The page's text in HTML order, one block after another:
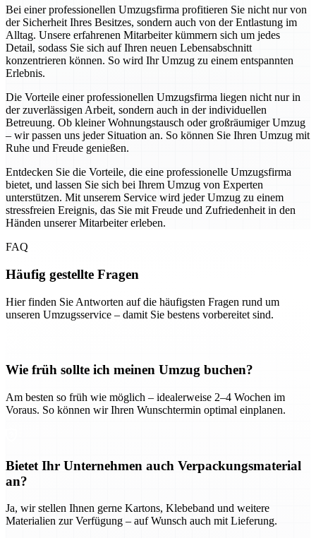
Bei einer professionellen Umzugsfirma profitieren Sie nicht nur von
der Sicherheit Ihres Besitzes, sondern auch von der Entlastung im
Alltag. Unsere erfahrenen Mitarbeiter kümmern sich um jedes
Detail, sodass Sie sich auf Ihren neuen Lebensabschnitt
konzentrieren können. So wird Ihr Umzug zu einem entspannten
Erlebnis.
Die Vorteile einer professionellen Umzugsfirma liegen nicht nur in
der zuverlässigen Arbeit, sondern auch in der individuellen
Betreuung. Ob kleiner Wohnungstausch oder großräumiger Umzug
– wir passen uns jeder Situation an. So können Sie Ihren Umzug mit
Ruhe und Freude genießen.
Entdecken Sie die Vorteile, die eine professionelle Umzugsfirma
bietet, und lassen Sie sich bei Ihrem Umzug von Experten
unterstützen. Mit unserem Service wird jeder Umzug zu einem
stressfreien Ereignis, das Sie mit Freude und Zufriedenheit in den
Händen unserer Mitarbeiter erleben.
FAQ
Häufig gestellte Fragen
Hier finden Sie Antworten auf die häufigsten Fragen rund um
unseren Umzugsservice – damit Sie bestens vorbereitet sind.
Wie früh sollte ich meinen Umzug buchen?
Am besten so früh wie möglich – idealerweise 2–4 Wochen im
Voraus. So können wir Ihren Wunschtermin optimal einplanen.
Bietet Ihr Unternehmen auch Verpackungsmaterial
an?
Ja, wir stellen Ihnen gerne Kartons, Klebeband und weitere
Materialien zur Verfügung – auf Wunsch auch mit Lieferung.